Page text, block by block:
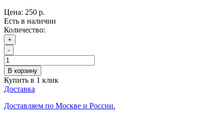
Цена: 250 р.
Есть в наличии
Количество:
+
-
В корзину
Купить в 1 клик
Доставка
Доставляем по Москве и России.